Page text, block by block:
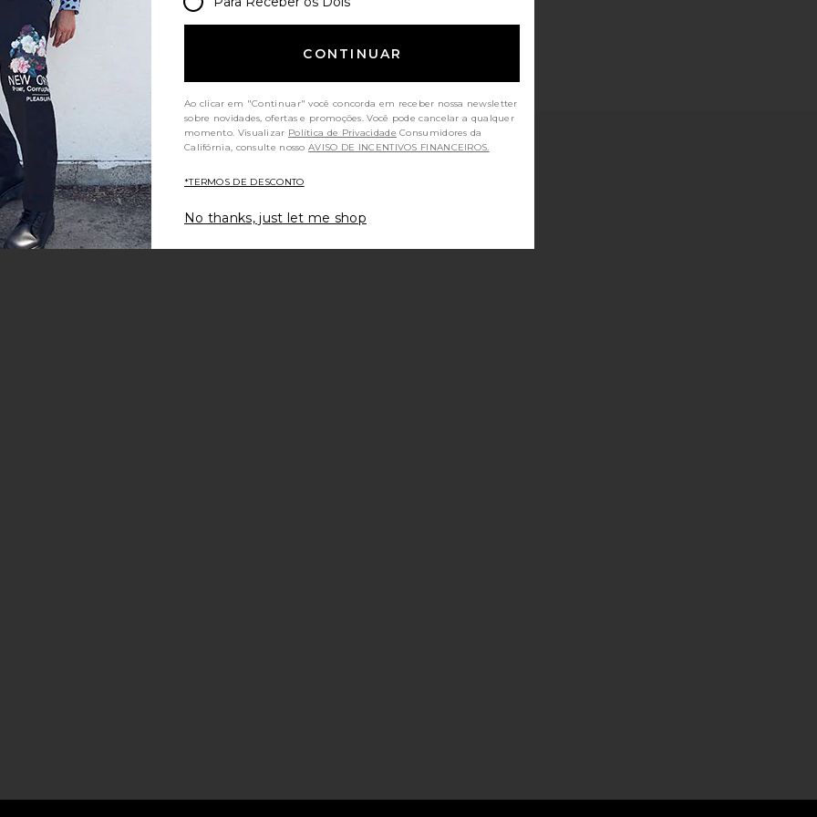
CONTINUAR
Ao clicar em "Continuar" você concorda em receber nossa newsletter
sobre novidades, ofertas e promoções. Você pode cancelar a qualquer
momento. Visualizar Política de Privacidade Consumidores da
Califórnia, consulte nossoAVISO DE INCENTIVOS FINANCEIROS.
*TERMOS DE DESCONTO
No thanks, just let me shop